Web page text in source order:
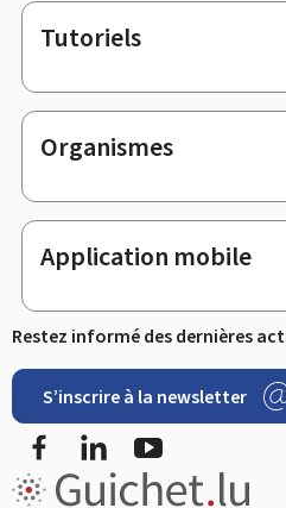
Tutoriels
Organismes
Application mobile
Restez informé des dernières
S’inscrire à la newsletter
FacebookLinkedIn